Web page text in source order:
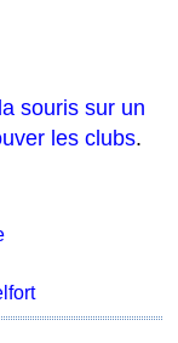
souris sur un
les clubs.